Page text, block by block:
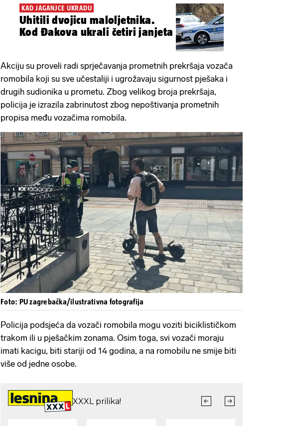
KAD JAGANJCE UKRADU
Uhitili dvojicu maloljetnika.
Kod Đakova ukrali četiri janjeta
Akciju su proveli radi sprječavanja prometnih prekršaja vozača
romobila koji su sve učestaliji i ugrožavaju sigurnost pješaka i
drugih sudionika u prometu. Zbog velikog broja prekršaja,
policija je izrazila zabrinutost zbog nepoštivanja prometnih
propisa među vozačima romobila.
Foto: PU zagrebačka/ilustrativna fotografija
Policija podsjeća da vozači romobila mogu voziti biciklističkom
trakom ili u pješačkim zonama. Osim toga, svi vozači moraju
imati kacigu, biti stariji od 14 godina, a na romobilu ne smije biti
više od jedne osobe.